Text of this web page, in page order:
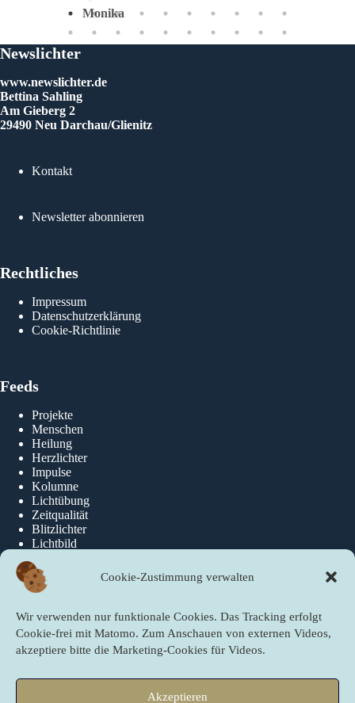
Cookie-Zustimmung verwalten
Wir verwenden nur funktionale Cookies. Das Tracking erfolgt
Cookie-frei mit Matomo. Zum Anschauen von externen Videos,
akzeptiere bitte die Marketing-Cookies für Videos.
Akzeptieren
dir,
Monika
Newslichter
www.newslichter.de
Bettina Sahling
Am Gieberg 2
29490 Neu Darchau/Glienitz
Kontakt
Newsletter abonnieren
Rechtliches
Impressum
Datenschutzerklärung
Cookie-Richtlinie
Feeds
Projekte
Menschen
Heilung
Herzlichter
Impulse
Kolumne
Lichtübung
Zeitqualität
Blitzlichter
Lichtbild
Über Uns
Quicklinks